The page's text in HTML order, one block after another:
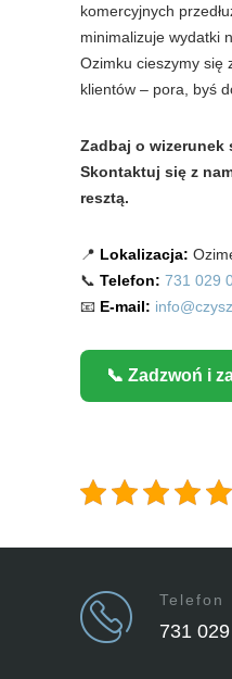
komercyjnych
minimalizuje wydatki
Ozimku cieszymy się
klientów – pora, byś
Zadbaj o wizerunek
Skontaktuj się z
resztą.
📍 Lokalizacja:
📞 Telefon: 731 029
📧 E-mail:
📞 Zadzwoń i
Telefon
731